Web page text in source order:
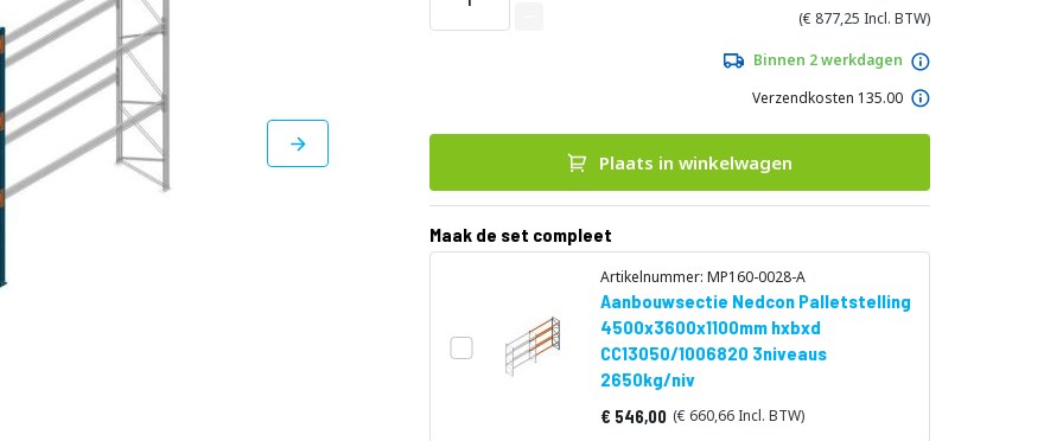
877,25
Binnen 2 werkdagen
Verzendkosten 135.00
Plaats in winkelwagen
Maak de set compleet
Artikelnummer: MP160-0028-A
Aanbouwsectie Nedcon Palletstelling
4500x3600x1100mm hxbxd
CC13050/1006820 3niveaus
2650kg/niv
Vanaf
546,00 660,66